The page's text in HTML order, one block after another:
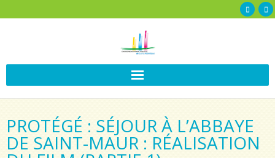
PROTÉGÉ : SÉJOUR À L’ABBAYE
DE SAINT-MAUR : RÉALISATION